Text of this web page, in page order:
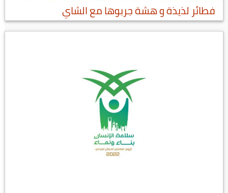
فطائر لذيذة و هشة جربوها مع الشاي